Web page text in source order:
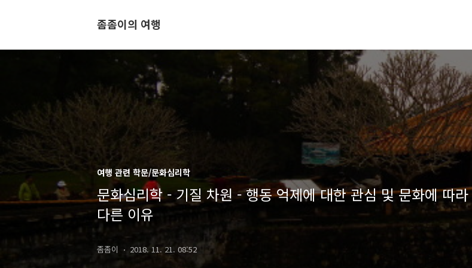
좀좀이의 여행
여행 관련 학문/문화심리학
문화심리학 - 기질 차원 - 행동 억제에 대한 관심 및 문화에 따
다른 이유
좀좀이 2018. 11. 21. 08:52